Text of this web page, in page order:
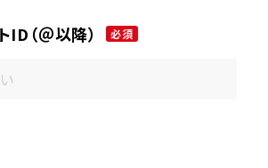
（＠以降） 必須